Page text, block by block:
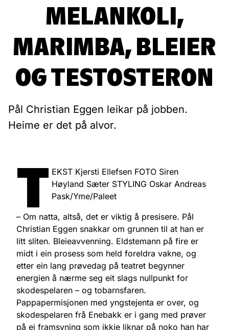
MELANKOLI,
MARIMBA, BLEIER
OG TESTOSTERON
Pål Christian Eggen leikar på jobben.
Heime er det på alvor.
T EKST Kjersti Ellefsen FOTO Siren
Høyland Sæter STYLING Oskar Andreas
Pask/Yme/Paleet
– Om natta, altså, det er viktig å presisere. Pål
Christian Eggen snakkar om grunnen til at han er
litt sliten. Bleieavvenning. Eldstemann på fire er
midt i ein prosess som held foreldra vakne, og
etter ein lang prøvedag på teatret begynner
energien å nærme seg eit slags nullpunkt for
skodespelaren – og tobarnsfaren.
Pappapermisjonen med yngstejenta er over, og
skodespelaren frå Enebakk er i gang med prøver
på ei framsyning som ikkje liknar på noko han har